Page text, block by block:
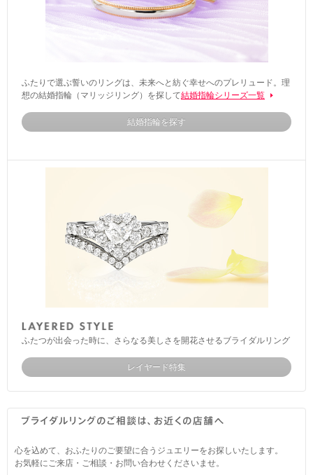
ふたりで選ぶ誓いのリングは、未来へと紡ぐ幸せへのプレリュード。理
想の結婚指輪（マリッジリング）を探して結婚指輪シリーズ一覧
結婚指輪を探す
ふたつが出会った時に、さらなる美しさを開花させるブライダルリング
レイヤード特集
心を込めて、おふたりのご要望に合うジュエリーをお探しいたします。
お気軽にご来店・ご相談・お問い合わせくださいませ。